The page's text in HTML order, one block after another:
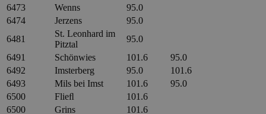
6473
Wenns
95.0
6474
Jerzens
95.0
6481
St. Leonhard im
Pitztal
95.0
6491
Schönwies 101.6
95.0
6492
Imsterberg 95.0
101.6
6493
Mils bei Imst 101.6
95.0
6500
Flieﬂ
101.6
6500
Grins
101.6